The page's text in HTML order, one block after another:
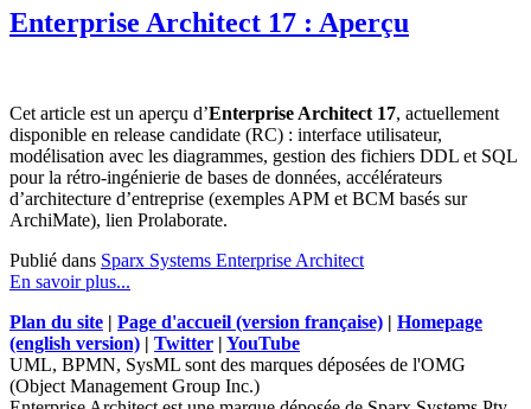
Enterprise Architect 17 : Aperçu
Cet article est un aperçu d’Enterprise Architect 17, actuellement
disponible en release candidate (RC) : interface utilisateur,
modélisation avec les diagrammes, gestion des fichiers DDL et SQL
pour la rétro-ingénierie de bases de données, accélérateurs
d’architecture d’entreprise (exemples APM et BCM basés sur
ArchiMate), lien Prolaborate.
Publié dans Sparx Systems Enterprise Architect
En savoir plus...
Plan du site | Page d'accueil (version française) | Homepage
(english version) | Twitter | YouTube
UML, BPMN, SysML sont des marques déposées de l'OMG
(Object Management Group Inc.)